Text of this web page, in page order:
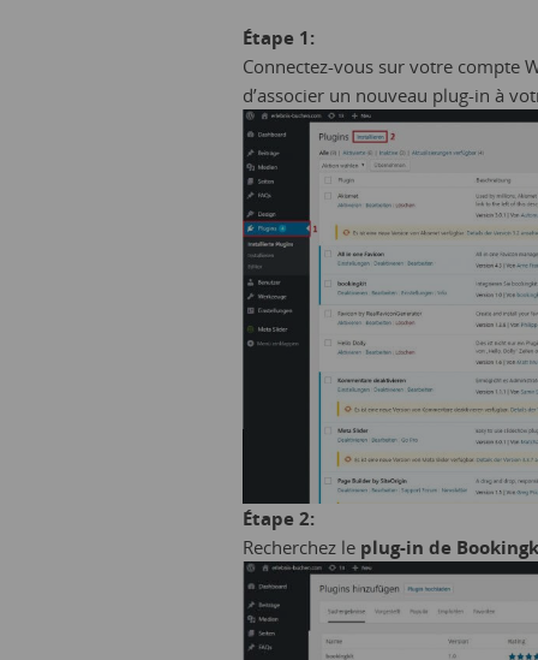
Étape 1:
Connectez-vous sur votre compte
d’associer un nouveau plug-in à
Étape 2:
Recherchez le plug-in de